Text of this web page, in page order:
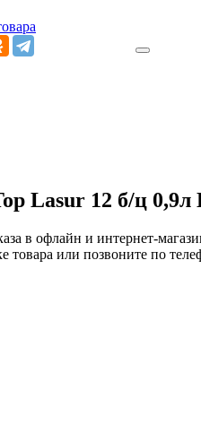
Lasur 12 б/ц
в офлайн и интернет-
или позвоните по